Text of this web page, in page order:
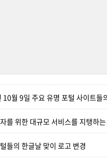
월 9일 주요 유명 포털 사이트들
를 위한 대규모 서비스를 지탱하
들의 한글날 맞이 로고 변경